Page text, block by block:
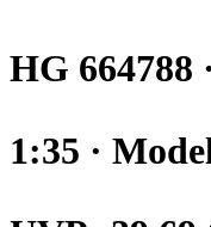
HG 664788
1:35 ·